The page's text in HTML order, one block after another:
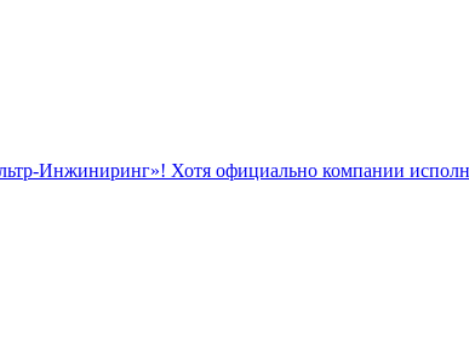
Инжиниринг»! Хотя официально компании